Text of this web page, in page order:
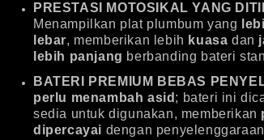
PRESTASI MOTOSIKAL YANG
Menampilkan plat plumbum yang
lebar, memberikan lebih kuasa dan
lebih panjang berbanding bateri
BATERI PREMIUM BEBAS
perlu menambah asid ; bateri ini
sedia untuk digunakan, memberikan
dipercayai dengan